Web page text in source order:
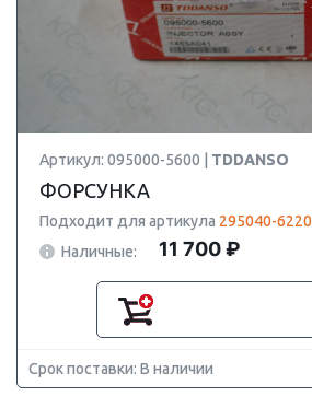
Артикул: 095000-5600 | TDDANSO
ФОРСУНКА
Подходит для артикула 295040-6220
Наличные:
11 700 ₽
Срок поставки: В наличии